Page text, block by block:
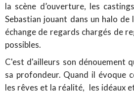
la scène d’ouverture, les
Sebastian jouant dans un halo de
échange de regards chargés de
possibles.
C'est d'ailleurs son dénouement
sa profondeur. Quand il évoque
les rêves et la réalité, les idéaux